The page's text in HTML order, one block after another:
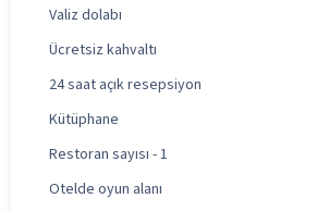
Valiz dolabı
Ücretsiz kahvaltı
24 saat açık resepsiyon
Kütüphane
Restoran sayısı - 1
Otelde oyun alanı